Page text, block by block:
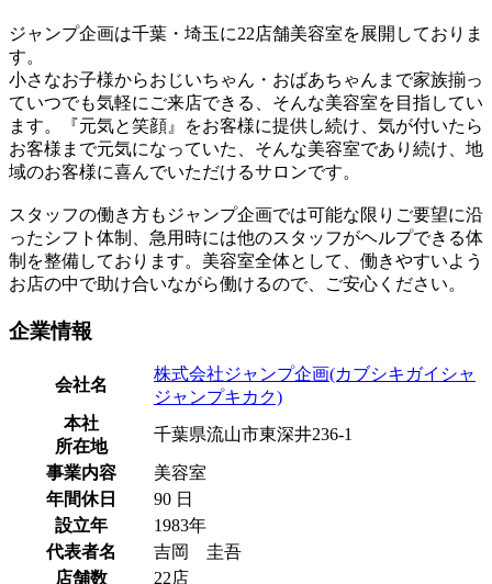
ジャンプ企画は千葉・埼玉に22店舗美容室を展開しておりま
す。
小さなお子様からおじいちゃん・おばあちゃんまで家族揃っ
ていつでも気軽にご来店できる、そんな美容室を目指してい
ます。『元気と笑顔』をお客様に提供し続け、気が付いたら
お客様まで元気になっていた、そんな美容室であり続け、地
域のお客様に喜んでいただけるサロンです。
スタッフの働き方もジャンプ企画では可能な限りご要望に沿
ったシフト体制、急用時には他のスタッフがヘルプできる体
制を整備しております。美容室全体として、働きやすいよう
お店の中で助け合いながら働けるので、ご安心ください。
企業情報
会社名
株式会社ジャンプ企画(カブシキガイシャ
ジャンプキカク)
本社
所在地
千葉県流山市東深井236-1
事業内容
美容室
年間休日
90 日
設立年
1983年
代表者名
吉岡 圭吾
店舗数
22店